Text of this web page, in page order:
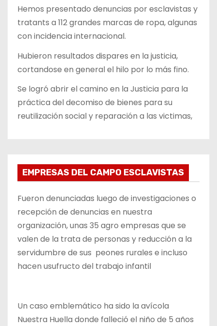
Hemos presentado denuncias por esclavistas y
tratants a 112 grandes marcas de ropa, algunas
con incidencia internacional.
Hubieron resultados dispares en la justicia,
cortandose en general el hilo por lo más fino.
Se logró abrir el camino en la Justicia para la
práctica del decomiso de bienes para su
reutilización social y reparación a las victimas,
EMPRESAS DEL CAMPO ESCLAVISTAS
Fueron denunciadas luego de investigaciones o
recepción de denuncias en nuestra
organización, unas 35 agro empresas que se
valen de la trata de personas y reducción a la
servidumbre de sus peones rurales e incluso
hacen usufructo del trabajo infantil
Un caso emblemático ha sido la avícola
Nuestra Huella donde falleció el niño de 5 años